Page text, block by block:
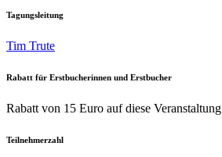
Tagungsleitung
Tim Trute
Rabatt für Erstbucherinnen und Erstbucher
Rabatt von 15 Euro auf diese Veranstaltung
Teilnehmerzahl